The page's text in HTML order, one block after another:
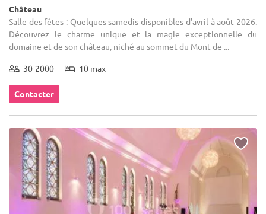
Château
Salle des fêtes : Quelques samedis disponibles d'avril à août 2026.
Découvrez le charme unique et la magie exceptionnelle du
domaine et de son château, niché au sommet du Mont de ...
30-2000 10 max
Contacter